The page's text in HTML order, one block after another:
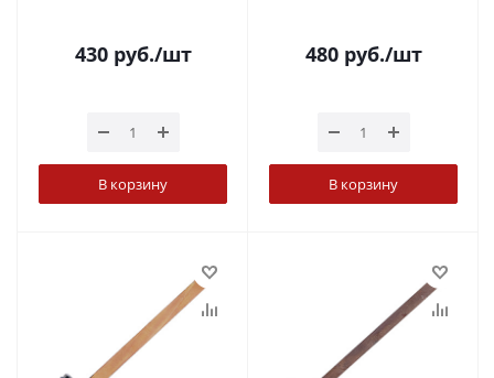
430руб./шт
В корзину
480руб./шт
В корзину